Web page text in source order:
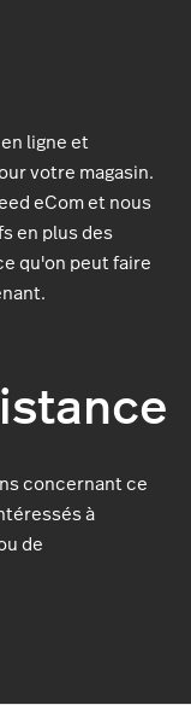
ligne et
votre magasin.
eCom et nous
en plus des
qu'on peut faire
concernant ce
à
de